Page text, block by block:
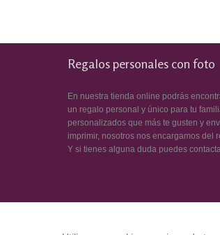
Regalos personales con foto
En nuestra tienda online podrás
un regalo personal y único para tu
personalizados que más te gusten y
imprimir, nosotros nos encargamos del
Y si tienes alguna duda puedes